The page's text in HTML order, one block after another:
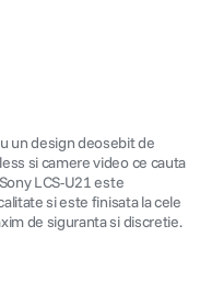
un design deosebit de
si camere video ce cauta
LCS-U21 este
si este finisata la cele
de siguranta si discretie.